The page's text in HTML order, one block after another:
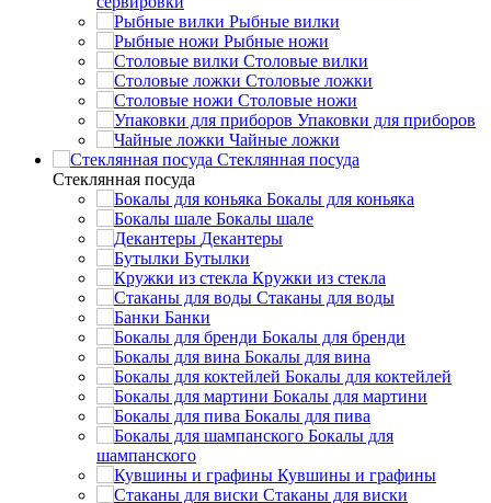
Рыбные вилки
Рыбные ножи
Столовые вилки
Столовые ложки
Столовые ножи
Упаковки для приборов
Чайные ложки
Стеклянная посуда
Стеклянная посуда
Бокалы для коньяка
Бокалы шале
Декантеры
Бутылки
Кружки из стекла
Стаканы для воды
Банки
Бокалы для бренди
Бокалы для вина
Бокалы для коктейлей
Бокалы для мартини
Бокалы для пива
Бокалы для
шампанского
Кувшины и графины
Стаканы для виски